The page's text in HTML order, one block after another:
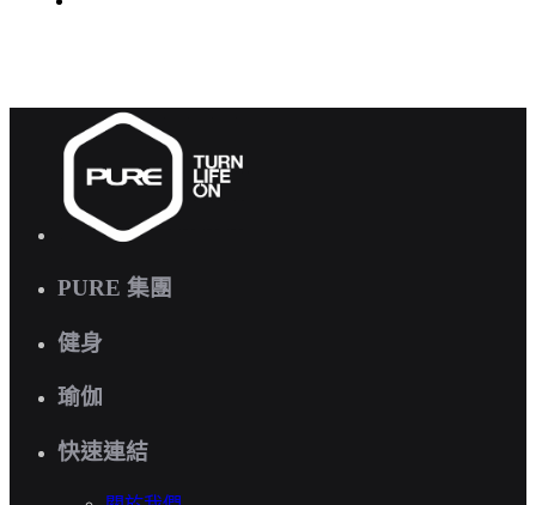
PURE 集團
健身
瑜伽
快速連結